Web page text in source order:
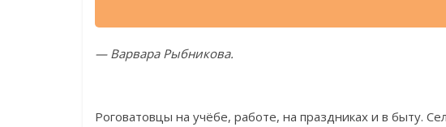
— Варвара Рыбникова.
Роговатовцы на учёбе, работе, на праздниках и в быту.